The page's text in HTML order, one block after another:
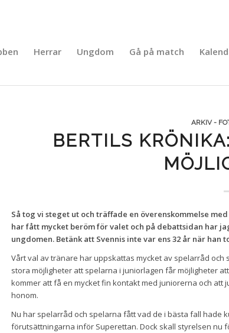
Herrar Ungdom Gå på match
ARKIV -
BERTILS
Så tog vi steget ut och träffade en överenskommelse
har fått mycket beröm för valet och på debattsidan har
ungdomen. Betänk att Svennis inte var ens 32 år när han
Vårt val av tränare har uppskattas mycket av spelarråd
stora möjligheter att spelarna i juniorlagen får möjligheter
kommer att få en mycket fin kontakt med juniorerna och
honom.
Nu har spelarråd och spelarna fått vad de i bästa fall hade
förutsättningarna inför Superettan. Dock skall styrelsen